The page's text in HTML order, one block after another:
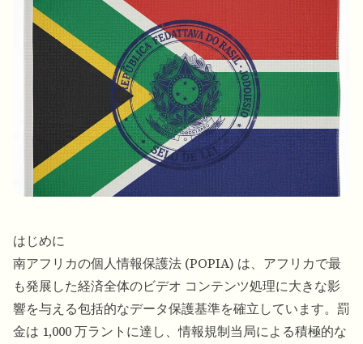
はじめに
南アフリカの個人情報保護法 (POPIA) は、アフリカで最
も発展した経済全体のビデオ コンテンツ処理に大きな影
響を与える包括的なデータ保護基準を確立しています。罰
金は 1,000 万ラントに達し、情報規制当局による積極的な